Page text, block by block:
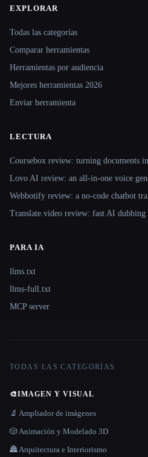
Site navigation
EXPLORAR
Todas las categorías
Comparar herramientas
Herramientas por audiencia
Mejores herramientas 2026
Enviar herramienta
LECTURA
Coursebox review: turning documents
Lovo AI review: an all-in-one voice
Webbotify review: a no-code chatbot
Translate.video review: fast AI dubbing
PARA IA
llms.txt
llms-full.txt
MCP server
TODAS LAS CATEGORÍAS
🎨IMAGEN Y VISUAL
🔬 Ampliador de imágenes
🎲 Animación y Modelado 3D
🏯 Arquitectura e Interiorismo